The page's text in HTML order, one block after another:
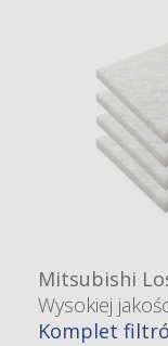
Mitsubishi
Wysokiej
Komplet